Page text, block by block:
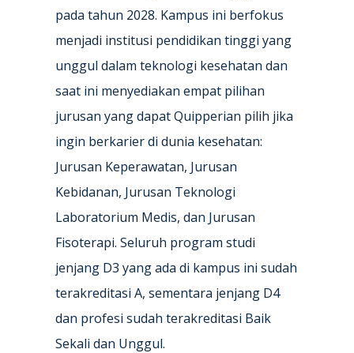
pada tahun 2028. Kampus ini berfokus
menjadi institusi pendidikan tinggi yang
unggul dalam teknologi kesehatan dan
saat ini menyediakan empat pilihan
jurusan yang dapat Quipperian pilih jika
ingin berkarier di dunia kesehatan:
Jurusan Keperawatan, Jurusan
Kebidanan, Jurusan Teknologi
Laboratorium Medis, dan Jurusan
Fisoterapi. Seluruh program studi
jenjang D3 yang ada di kampus ini sudah
terakreditasi A, sementara jenjang D4
dan profesi sudah terakreditasi Baik
Sekali dan Unggul.